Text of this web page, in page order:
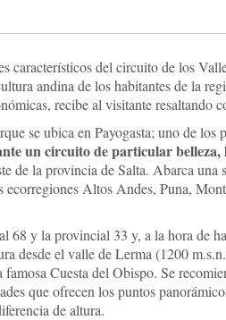
característicos del circuito de los
andina de los habitantes de la
recibe al visitante resaltando
se ubica en Payogasta; uno de los
un circuito de particular belleza,
de la provincia de Salta. Abarca una
ecorregiones Altos Andes, Puna,
68 y la provincial 33 y, a la hora de
desde el valle de Lerma (1200
Cuesta del Obispo. Se
que ofrecen los puntos
de altura.